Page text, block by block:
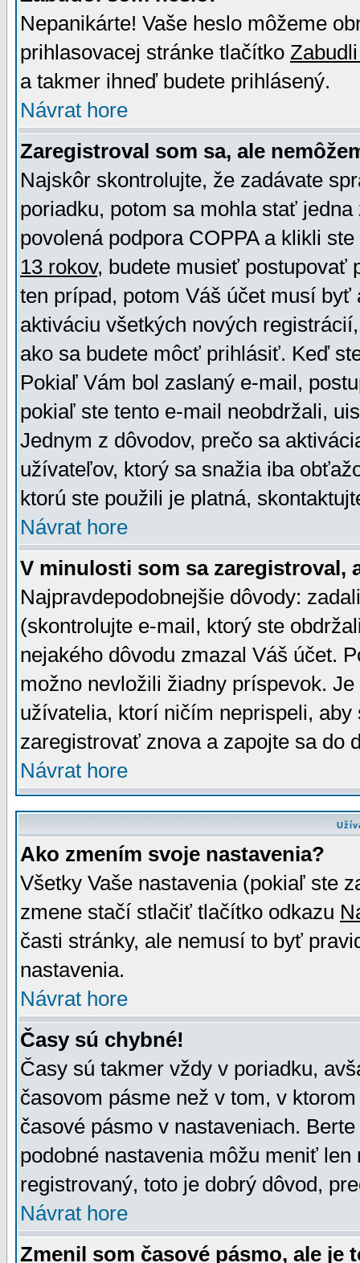
Nepanikárte! Vaše heslo môžeme
prihlasovacej stránke tlačítko
a takmer ihneď budete prihlásený.
Návrat hore
Zaregistroval som sa, ale
Najskôr skontrolujte, že zadávate
poriadku, potom sa mohla stať
povolená podpora COPPA a klikli
13 rokov, budete musieť postupovať
ten prípad, potom Váš účet musí
aktiváciu všetkých nových
ako sa budete môcť prihlásiť. Keď
Pokiaľ Vám bol zaslaný e-mail,
pokiaľ ste tento e-mail neobdržali,
Jednym z dôvodov, prečo sa
užívateľov, ktorý sa snažia iba
ktorú ste použili je platná,
Návrat hore
V minulosti som sa zaregistroval,
Najpravdepodobnejšie dôvody:
(skontrolujte e-mail, ktorý ste
nejakého dôvodu zmazal Váš účet.
možno nevložili žiadny príspevok.
užívatelia, ktorí ničím neprispeli,
zaregistrovať znova a zapojte sa do
Návrat hore
Ako zmením svoje nastavenia?
Všetky Vaše nastavenia (pokiaľ ste
zmene stačí stlačiť tlačítko odkazu
časti stránky, ale nemusí to byť
nastavenia.
Návrat hore
Časy sú chybné!
Časy sú takmer vždy v poriadku,
časovom pásme než v tom, v
časové pásmo v nastaveniach.
podobné nastavenia môžu meniť
registrovaný, toto je dobrý dôvod,
Návrat hore
Zmenil som časové pásmo, ale je